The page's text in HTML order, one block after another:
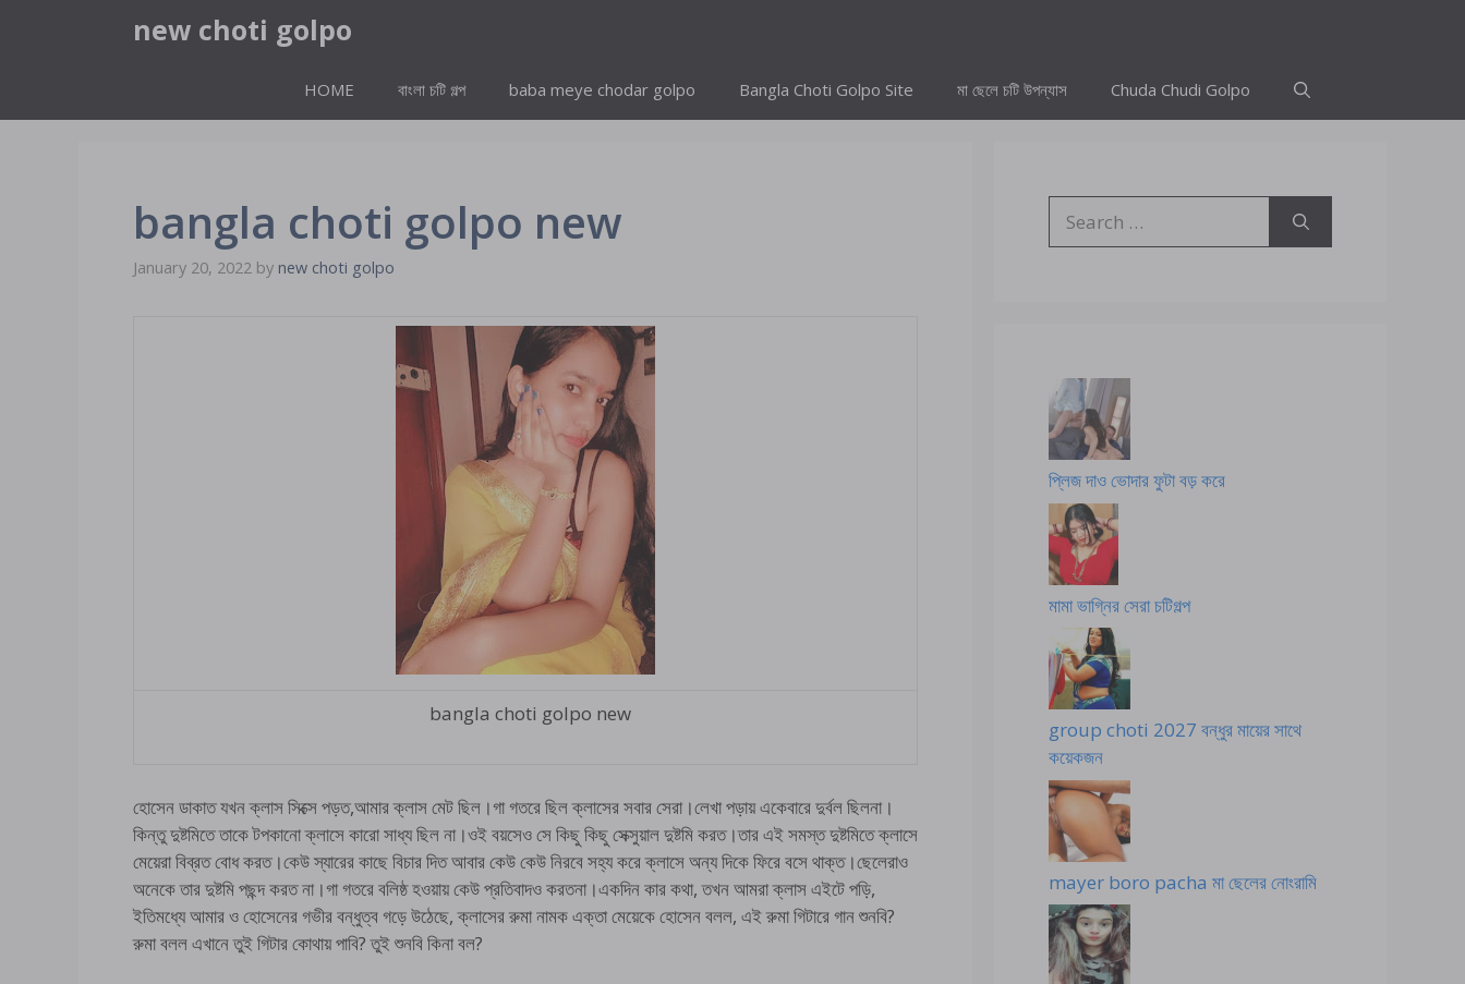
new choti golpo
HOME বাংলা চটি গল্প baba meye chodar golpo Bangla Choti Golpo Site মা ছেলে চটি উপন্যাস Chuda Chudi Golpo
bangla choti golpo new
January 20, 2022 by new choti golpo
bangla choti golpo new
হোসেন ডাকাত যখন ক্লাস সিক্সে পড়ত,আমার ক্লাস মেট ছিল।গা গতরে ছিল ক্লাসের সবার সেরা।লেখা পড়ায় একেবারে দুর্বল ছিলনা।
কিন্তু দুষ্টমিতে তাকে টপকানো ক্লাসে কারো সাধ্য ছিল না।ওই বয়সেও সে কিছু কিছু সেক্সুয়াল দুষ্টমি করত।তার এই সমস্ত দুষ্টমিতে ক্লাসে
মেয়েরা বিব্রত বোধ করত।কেউ স্যারের কাছে বিচার দিত আবার কেউ কেউ নিরবে সহ্য করে ক্লাসে অন্য দিকে ফিরে বসে থাক্ত।ছেলেরাও
অনেকে তার দুষ্টমি পছন্দ করত না।গা গতরে বলিষ্ঠ হওয়ায় কেউ প্রতিবাদও করতনা।একদিন কার কথা, তখন আমরা ক্লাস এইটে পড়ি,
ইতিমধ্যে আমার ও হোসেনের গভীর বন্ধুত্ব গড়ে উঠেছে, ক্লাসের রুমা নামক এক্তা মেয়েকে হোসেন বলল, এই রুমা গিটারে গান শুনবি?
রুমা বলল এখানে তুই গিটার কোথায় পাবি? তুই শুনবি কিনা বল?
for:
প্লিজ দাও ভোদার ফুটা বড় করে
মামা ভাগ্নির সেরা চটিগল্প
group choti 2027 বন্ধুর মায়ের সাথে
কয়েকজন
mayer boro pacha মা ছেলের নোংরামি